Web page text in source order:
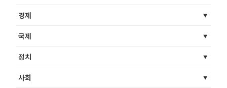
경제
국제
정치
사회